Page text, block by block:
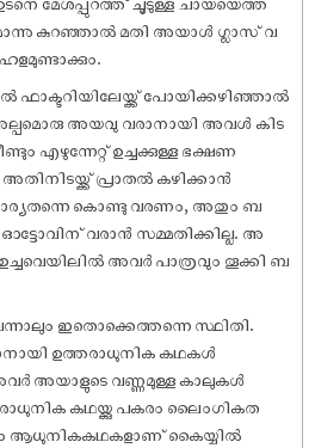
കുറഞ്ഞാൽ മതി അയാൾ ഗ്ലാസ് വ
ഫാക്ടറിയിലേയ്ക്ക് പോയിക്കഴിഞ്ഞാൽ
അയവു വരാനായി അവൾ കിട
എഴുന്നേറ്റ് ഉച്ചക്കുള്ള ഭക്ഷണ
പ്രാതൽ കഴിക്കാൻ
കൊണ്ടു വരണം, അതും ബ
വരാൻ സമ്മതിക്കില്ല. അ
അവർ പാത്രവും തൂക്കി ബ
വന്നാലും ഇതൊക്കെത്തന്നെ സ്ഥിതി.
ഉത്തരാധുനിക കഥകൾ
അയാളുടെ വണ്ണമുള്ള കാലുകൾ
കഥയ്ക്കു പകരം ലൈംഗികത
ആധുനികകഥകളാണ് കൈയ്യിൽ